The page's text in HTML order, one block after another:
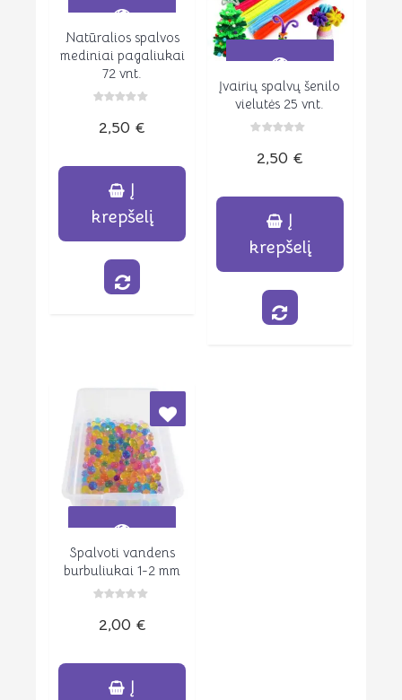
Peržiūrėti
Natūralios spalvos
mediniai pagaliukai
72 vnt.
iš2,50 €
Į
krepšelį
Peržiūrėti
Įvairių spalvų šenilo
vielutės 25 vnt.
iš2,50 €
Į
krepšelį
Peržiūrėti
Spalvoti vandens
burbuliukai 1-2 mm
iš2,00 €
Į